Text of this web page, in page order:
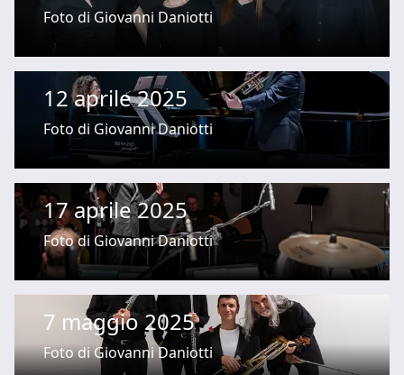
Foto di Giovanni Daniotti
12 aprile 2025
Foto di Giovanni Daniotti
17 aprile 2025
Foto di Giovanni Daniotti
7 maggio 2025
Foto di Giovanni Daniotti